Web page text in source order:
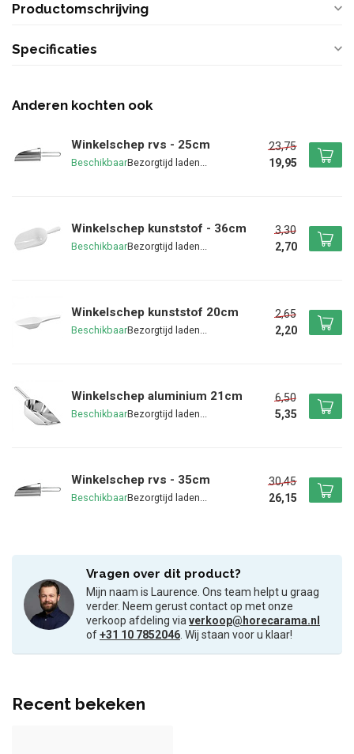
Productomschrijving
Specificaties
Anderen kochten ook
Winkelschep rvs - 25cm
Beschikbaar
23,75
19,95
Winkelschep kunststof - 36cm
Beschikbaar
3,30
2,70
Winkelschep kunststof 20cm
Beschikbaar
2,65
2,20
Winkelschep aluminium 21cm
Beschikbaar
6,50
5,35
Winkelschep rvs - 35cm
Beschikbaar
30,45
26,15
Vragen over dit product?
Mijn naam is Laurence. Ons team helpt u graag
verder. Neem gerust contact op met onze
verkoop afdeling viaverkoop@horecarama.nl
of+31 10 7852046. Wij staan voor u klaar!
Recent bekeken